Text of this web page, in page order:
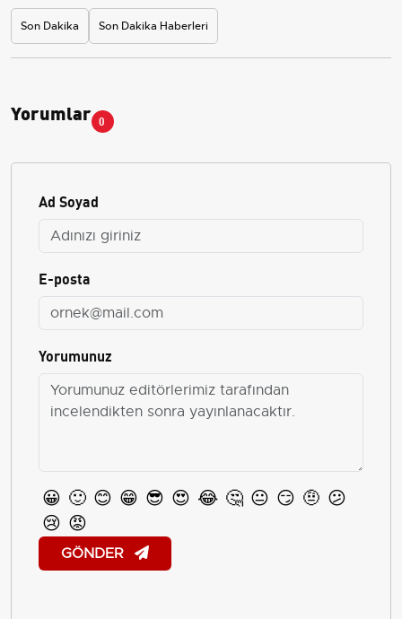
Son Dakika Son Dakika Haberleri
Yorumlar 0
Ad Soyad
E-posta
Yorumunuz
😀 🙂 😊 😁 😎 😍 😂 🤔 😐 😏 🤨 😕
😢 😡
GÖNDER